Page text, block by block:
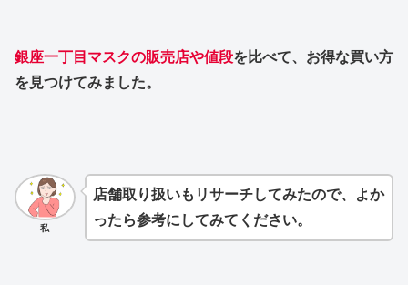
銀座一丁目マスクの販売店や値段を比べて、お得な買い方
を見つけてみました。
私
店舗取り扱いもリサーチしてみたので、よか
ったら参考にしてみてください。